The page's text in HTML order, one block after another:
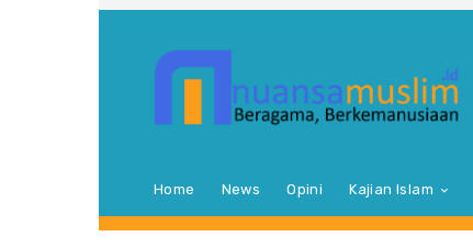
Home News Opini Kajian Islam